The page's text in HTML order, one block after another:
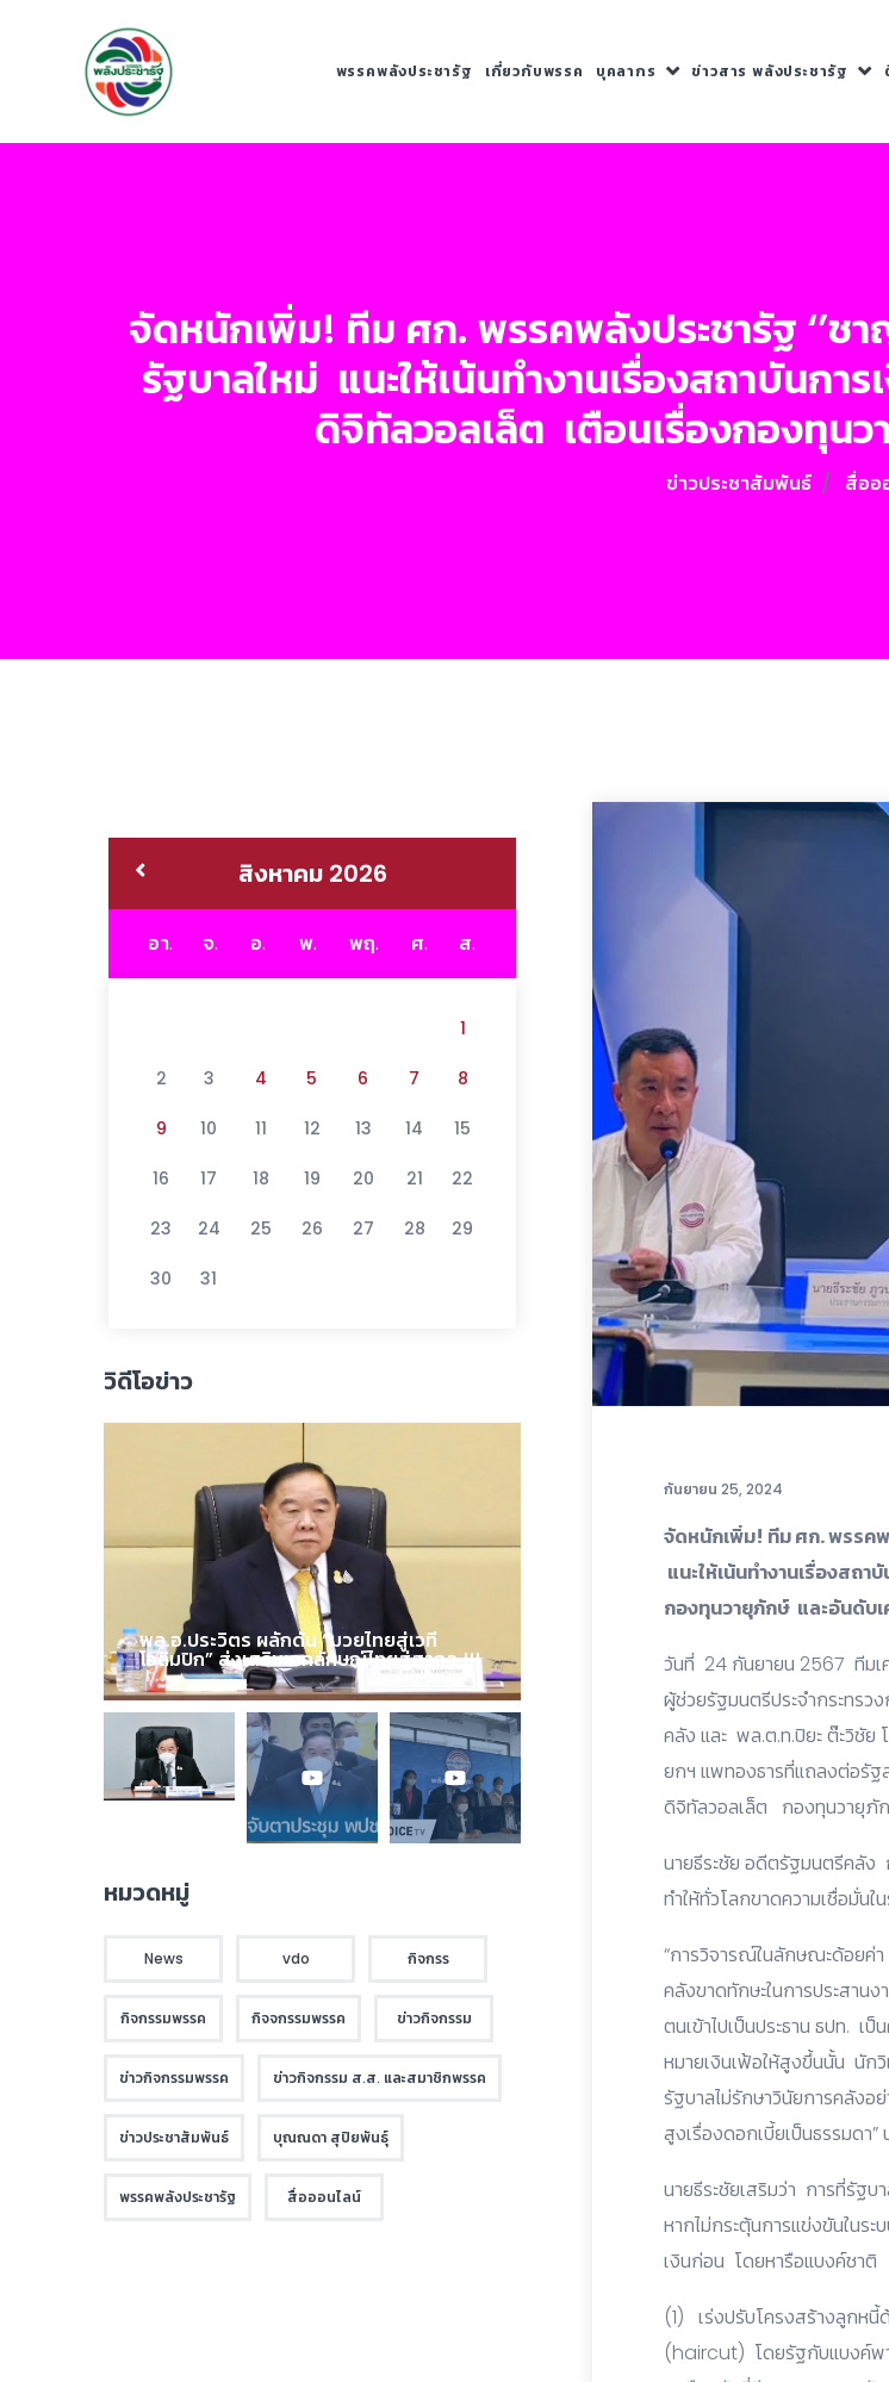
พรรคพลังประชารัฐ เกี่ยวกับพรรค บุคลากร ข่าวสาร พลังประชารัฐ
จัดหนักเพิ่ม! ทีม ศก. พรรคพลังประชารัฐ ‘’ช
รัฐบาลใหม่ แนะให้เน้นทำงานเรื่องสถาบันกา
ดิจิทัลวอลเล็ต เตือนเรื่องกองทุน
ข่าวประชาสัมพันธ์ สื่ออ
กันยายน 25, 2024
จัดหนักเพิ่ม! ทีม ศก. พรรคพ
แนะให้เน้นทำงานเรื่องสถ
กองทุนวายุภักษ์ และอันดับ
วันที่ 24 กันยายน 2567 ทีม
ผู้ช่วยรัฐมนตรีประจำกระทรว
คลัง และ พล.ต.ท.ปิยะ ต๊ะวิชั
ยกฯ แพทองธารที่แถลงต่อรั
ดิจิทัลวอลเล็ต กองทุนวายุภั
นายธีระชัย อดีตรัฐมนตรีคลัง
ทำให้ทั่วโลกขาดความเชื่อมั่นใ
“การวิจารณ์ในลักษณะด้อยค่
คลังขาดทักษะในการประสา
ตนเข้าไปเป็นประธาน ธปท.
หมายเงินเฟ้อให้สูงขึ้นนั้น นัก
รัฐบาลไม่รักษาวินัยการคลัง
สูงเรื่องดอกเบี้ยเป็นธรรมดา”
นายธีระชัยเสริมว่า การที่รัฐบ
หากไม่กระตุ้นการแข่งขันในร
เงินก่อน โดยหารือแบงค์ชา
(1) เร่งปรับโครงสร้างลูกห
(haircut) โดยรัฐกับแบงค์
สิงหาคม 2026
อา. จ. อ. พ. พฤ. ศ. ส.
1
2 3 4 5 6 7 8
9 10 11 12 13 14 15
16 17 18 19 20 21 22
23 24 25 26 27 28 29
30 31
วิดีโอข่าว
พล.อ.ประวิตร ผลักดัน “มวยไทยสู่เวที
โอลิมปิก” ส่งเสริมเอกลักษณ์ไทยสู่สากล !!!
หมวดหมู่
News vdo กิจกรร
กิจกรรมพรรค กิจจกรรมพรรค ข่าวกิจกรรม
ข่าวกิจกรรมพรรค ข่าวกิจกรรม ส.ส. และสมาชิกพรรค
ข่าวประชาสัมพันธ์ บุณณดา สุปิยพันธุ์
พรรคพลังประชารัฐ สื่อออนไลน์